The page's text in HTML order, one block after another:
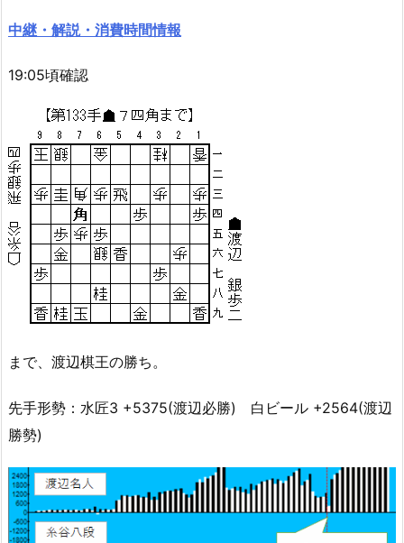
中継・解説・消費時間情報
19:05頃確認
まで、渡辺棋王の勝ち。
先手形勢：水匠3 +5375(渡辺必勝) 白ビール +2564(渡辺
勝勢)